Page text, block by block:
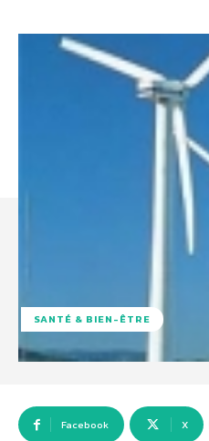
SANTÉ & BIEN-ÊTRE
Facebook X